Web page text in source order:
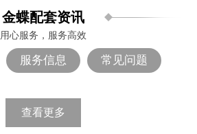
金蝶配套资讯
用心服务，服务高效
服务信息 常见问题
查看更多